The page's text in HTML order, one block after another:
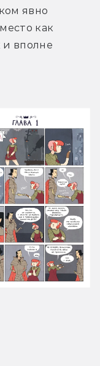
явно
как
и вполне